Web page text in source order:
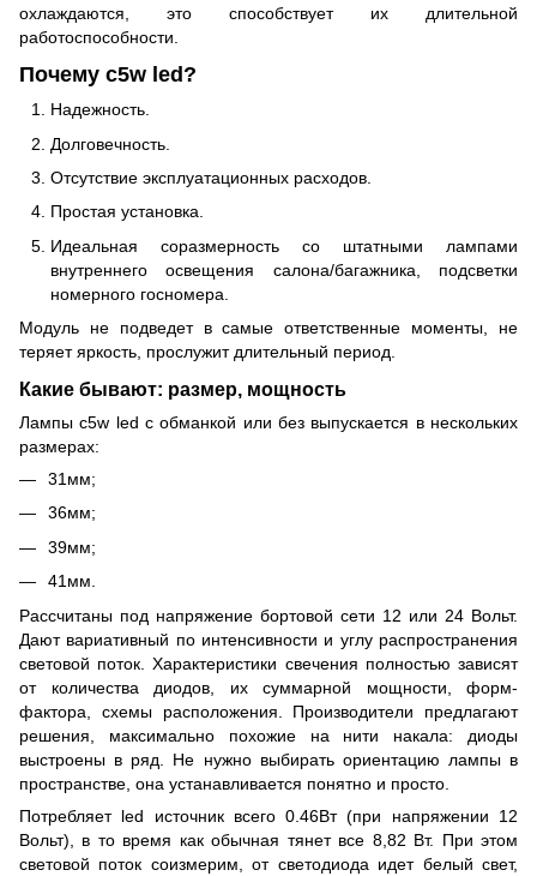
охлаждаются, это способствует их длительной
работоспособности.
Почему c5w led?
Надежность.
Долговечность.
Отсутствие эксплуатационных расходов.
Простая установка.
Идеальная соразмерность со штатными лампами
внутреннего освещения салона/багажника, подсветки
номерного госномера.
Модуль не подведет в самые ответственные моменты, не
теряет яркость, прослужит длительный период.
Какие бывают: размер, мощность
Лампы c5w led с обманкой или без выпускается в нескольких
размерах:
31мм;
36мм;
39мм;
41мм.
Рассчитаны под напряжение бортовой сети 12 или 24 Вольт.
Дают вариативный по интенсивности и углу распространения
световой поток. Характеристики свечения полностью зависят
от количества диодов, их суммарной мощности, форм-
фактора, схемы расположения. Производители предлагают
решения, максимально похожие на нити накала: диоды
выстроены в ряд. Не нужно выбирать ориентацию лампы в
пространстве, она устанавливается понятно и просто.
Потребляет led источник всего 0.46Вт (при напряжении 12
Вольт), в то время как обычная тянет все 8,82 Вт. При этом
световой поток соизмерим, от светодиода идет белый свет,